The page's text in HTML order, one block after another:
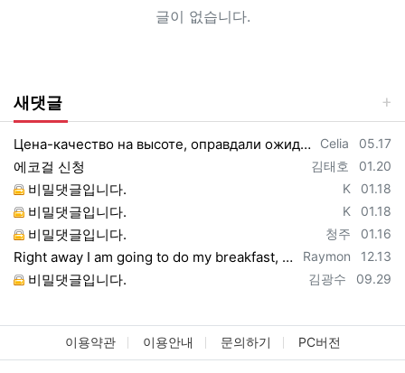
글이 없습니다.
새댓글
등록자
Celia 등록일
05.17
Цена-качество на высоте, оправдали ожидания https://vpncheburnet.top/
등록자
김태호 등록일
01.20
에코걸 신청
등록자
K 등록일
01.18
비밀댓글입니다.
등록자
K 등록일
01.18
비밀댓글입니다.
등록자
청주 등록일
01.16
비밀댓글입니다.
등록자
Raymon 등록일
12.13
Right away I am going to do my breakfast, once having my breakfast coming yet ag…
등록자
김광수 등록일
09.29
비밀댓글입니다.
이용약관 이용안내 문의하기 PC버전